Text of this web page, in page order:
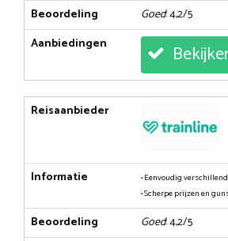
Beoordeling Goed: 4,2/5
Aanbiedingen
Reisaanbieder
Informatie
• Eenvoudig
• Scherpe prijzen en
Beoordeling Goed: 4,2/5